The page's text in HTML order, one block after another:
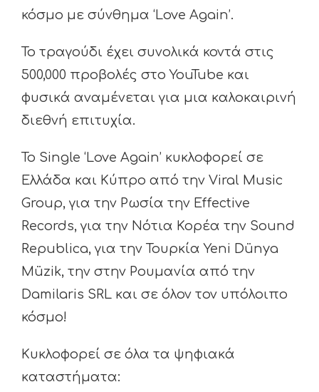
κόσμο με σύνθημα ‘Love Again’.
Το τραγούδι έχει συνολικά κοντά στις
500,000 προβολές στο YouTube και
φυσικά αναμένεται για μια καλοκαιρινή
διεθνή επιτυχία.
Το Single ‘Love Again’ κυκλοφορεί σε
Ελλάδα και Κύπρο από την Viral Music
Group, για την Ρωσία την Effective
Records, για την Νότια Κορέα την Sound
Republica, για την Τουρκία Yeni Dünya
Müzik, την στην Ρουμανία από την
Damilaris SRL και σε όλον τον υπόλοιπο
κόσμο!
Κυκλοφορεί σε όλα τα ψηφιακά
καταστήματα: